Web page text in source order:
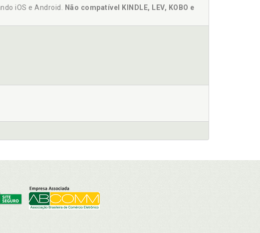
iOS e Android.
Não compatível KINDLE, LEV, KOBO e